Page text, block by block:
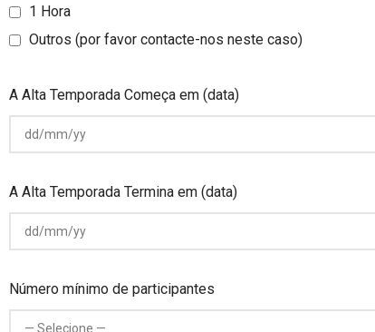
1 Hora
Outros (por favor contacte-nos neste caso)
A Alta Temporada Começa em (data)
A Alta Temporada Termina em (data)
Número mínimo de participantes